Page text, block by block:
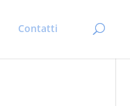
Contatti